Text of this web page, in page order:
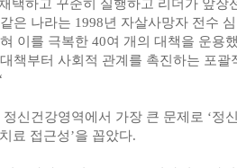
택하고 꾸준히 실행하고 리더가 앞장
은 나라는 1998년 자살사망자 전수
이를 극복한 40여 개의 대책을 운용
책부터 사회적 관계를 촉진하는 포괄
신건강영역에서 가장 큰 문제로 ‘정
료 접근성’을 꼽았다.